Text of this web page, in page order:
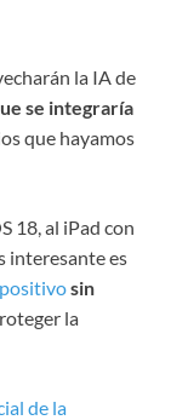
la IA de
se integraría
que hayamos
18, al iPad con
interesante es
sin
la
de la